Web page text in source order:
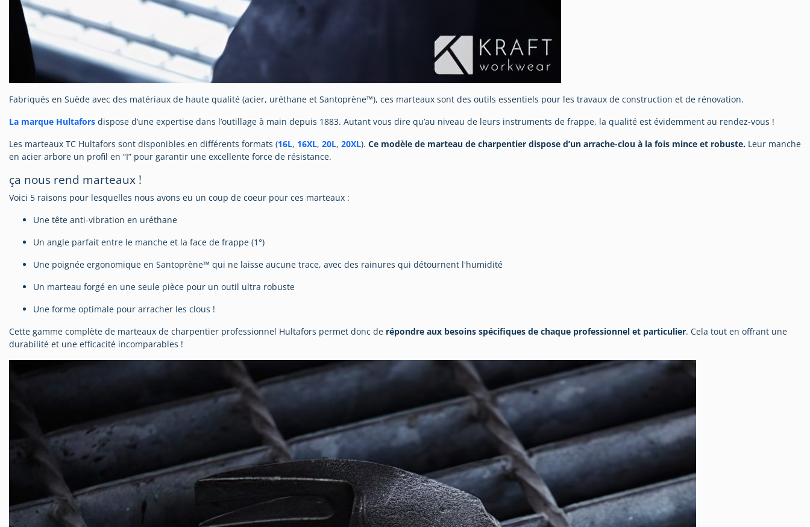
Fabriqués en Suède avec des matériaux de haute qualité (acier, uréthane et Santoprène™), ces marteaux sont des outils essentiels pour les travaux de construction et de rénovation.
La marque Hultafors dispose d’une expertise dans l’outillage à main depuis 1883. Autant vous dire qu’au niveau de leurs instruments de frappe, la qualité est évidemment au rendez-vous !
Les marteaux TC Hultafors sont disponibles en différents formats (16L, 16XL, 20L, 20XL). Ce modèle de marteau de charpentier dispose d’un arrache-clou à la fois mince et robuste. Leur manche
en acier arbore un profil en “I” pour garantir une excellente force de résistance.
ça nous rend marteaux !
Voici 5 raisons pour lesquelles nous avons eu un coup de coeur pour ces marteaux :
Une tête anti-vibration en uréthane
Un angle parfait entre le manche et la face de frappe (1°)
Une poignée ergonomique en Santoprène™ qui ne laisse aucune trace, avec des rainures qui détournent l'humidité
Un marteau forgé en une seule pièce pour un outil ultra robuste
Une forme optimale pour arracher les clous !
Cette gamme complète de marteaux de charpentier professionnel Hultafors permet donc de répondre aux besoins spécifiques de chaque professionnel et particulier. Cela tout en offrant une
durabilité et une efficacité incomparables !